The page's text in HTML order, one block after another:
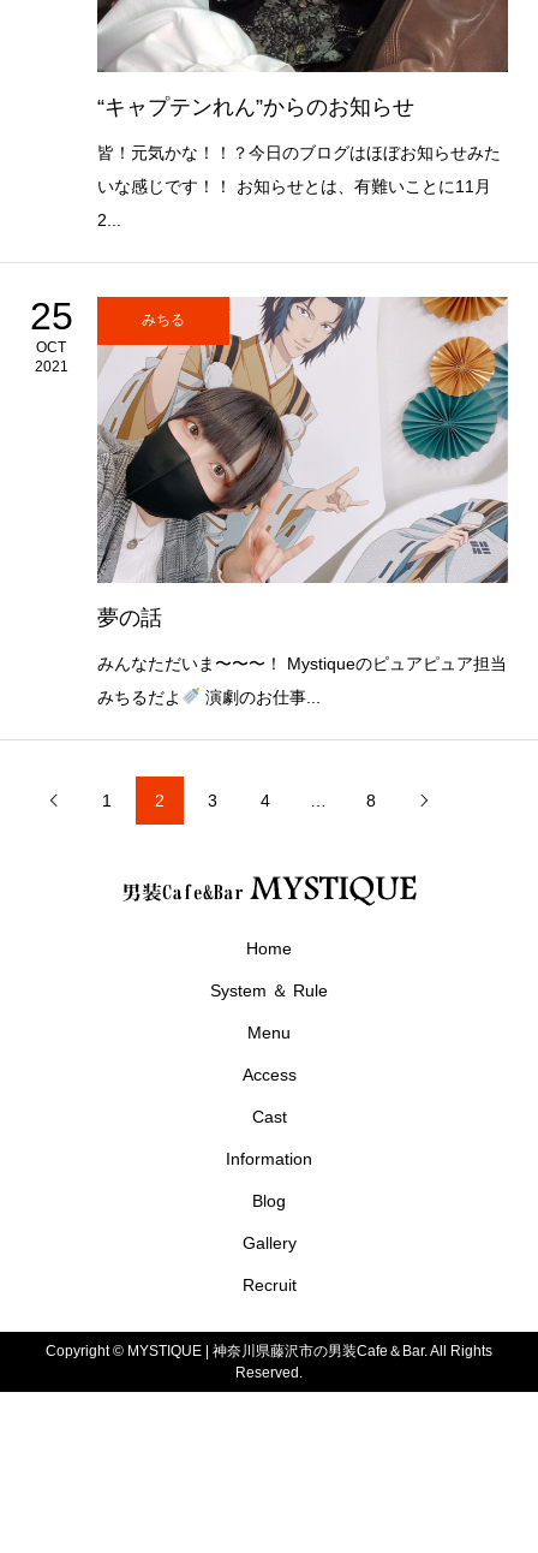
“キャプテンれん”からのお知らせ
皆！元気かな！！？今日のブログはほぼお知らせみた
いな感じです！！ お知らせとは、有難いことに11月
2...
25
OCT
2021
みちる
夢の話
みんなただいま〜〜〜！ Mystiqueのピュアピュア担当
みちるだよ
演劇のお仕事...
 1 2 3 4 8 
Home
System ＆ Rule
Menu
Access
Cast
Information
Blog
Gallery
Recruit
Copyright © MYSTIQUE | 神奈川県藤沢市の男装Cafe＆Bar. All Rights
Reserved.